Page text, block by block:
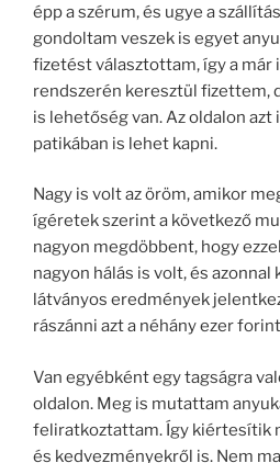
épp a szérum, és ugye a
gondoltam veszek is egyet
fizetést választottam, így a már
rendszerén keresztül fizettem,
is lehetőség van. Az oldalon azt
patikában is lehet kapni.
Nagy is volt az öröm, amikor
ígéretek szerint a következő
nagyon megdöbbent, hogy
nagyon hálás is volt, és azonnal
látványos eredmények
rászánni azt a néhány ezer
Van egyébként egy tagságra
oldalon. Meg is mutattam
feliratkoztattam. Így kiértesítik
és kedvezményekről is. Nem